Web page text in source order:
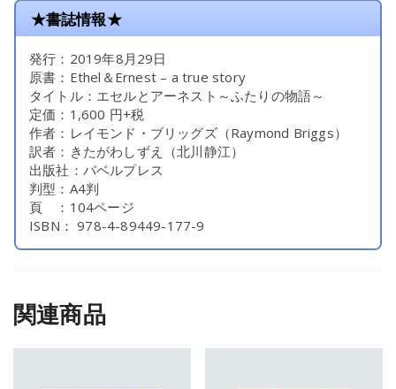
★書誌情報★
発行：2019年8月29日
原書：Ethel＆Ernest – a true story
タイトル：エセルとアーネスト～ふたりの物語～
定価：1,600 円+税
作者：レイモンド・ブリッグズ（Raymond Briggs）
訳者：きたがわしずえ（北川静江）
出版社：バベルプレス
判型：A4判
頁 ：104ページ
ISBN： 978-4-89449-177-9
関連商品